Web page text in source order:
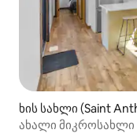
ხის სახლი (Saint
ახალი